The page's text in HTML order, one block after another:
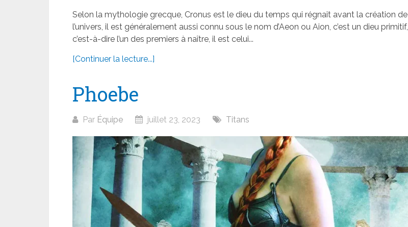
Selon la mythologie grecque, Cronus est le dieu du temps qui régnait avant la création de
l’univers, il est généralement aussi connu sous le nom d’Aeon ou Aion, c’est un dieu primitif,
c’est-à-dire l’un des premiers à naître, il est celui...
[Continuer la lecture...]
Phoebe
Par Équipe juillet 23, 2023 Titans